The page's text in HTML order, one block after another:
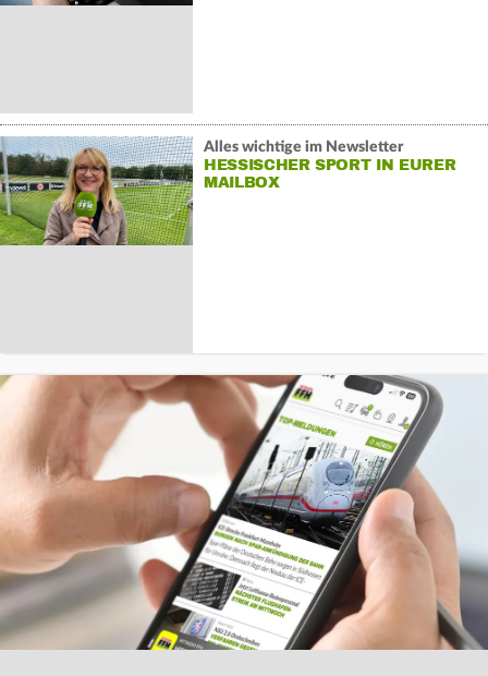
Alles wichtige im Newsletter
HESSISCHER SPORT IN EURER
MAILBOX